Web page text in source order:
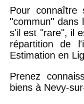
13ème
arrondissement
76600 -Le Havre
42000 -Saint-
Étienne
Pour connaître
"commun" dans
s'il est "rare", il
répartition de
Estimation en
Prenez
biens à Nevy-